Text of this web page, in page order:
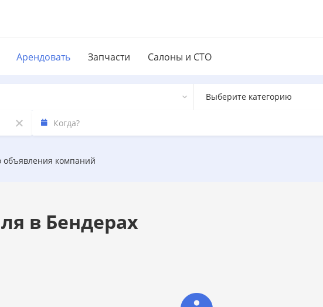
Арендовать Запчасти Салоны и СТО
Выберите категорию
объявления компаний
в Бендерах